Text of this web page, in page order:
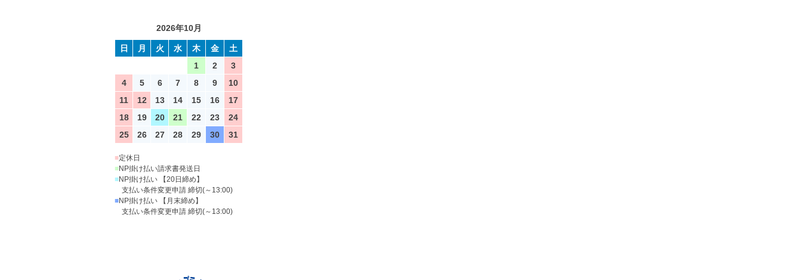
2026年10月
日 月 火 水 木 金
土
1
2
3
4
5 6 7 8 9
10
11
12 13 14 15 16
17
18
19 20 21 22 23
24
25
26 27 28 29 30 31
■定休日
■NP掛け払い請求書発送日
■NP掛け払い 【20日締め】
支払い条件変更申請 締切(～13:00)
■NP掛け払い 【月末締め】
支払い条件変更申請 締切(～13:00)